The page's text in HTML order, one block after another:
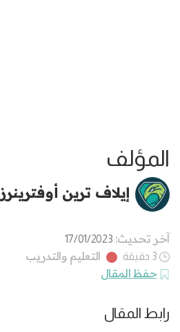
المؤلف
إيلاف ترين أوفترينرز
آخر تحديث: 17/01/2023
3 دقيقة
التعليم والتدريب
حفظ المقال
رابط المقال